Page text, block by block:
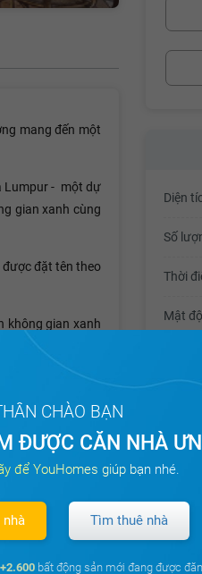
mang đến một
Lumpur - một dự
gian xanh cùng
được đặt tên theo
không gian xanh
nghi cùng cơ
Diện
Số
Thời
Mật
Tổng
Giá từ
CHÀO BẠN
ĐƯỢC CĂN NHÀ
để YouHomes giúp bạn nhé.
Tìm thuê nhà
+2.600 bất động sản mới đang được